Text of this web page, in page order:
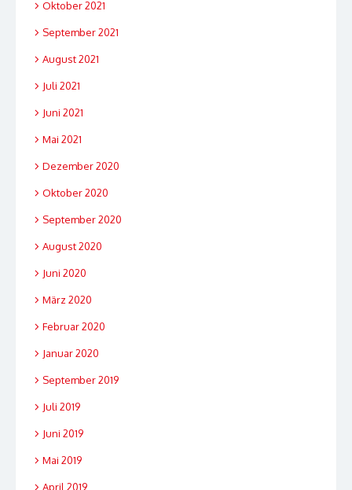
Oktober 2021
September 2021
August 2021
Juli 2021
Juni 2021
Mai 2021
Dezember 2020
Oktober 2020
September 2020
August 2020
Juni 2020
März 2020
Februar 2020
Januar 2020
September 2019
Juli 2019
Juni 2019
Mai 2019
April 2019